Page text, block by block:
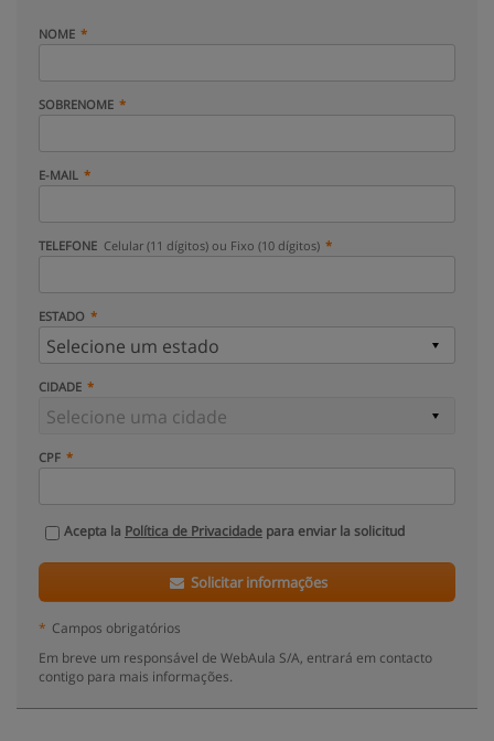
NOME
SOBRENOME
E-MAIL
TELEFONE Celular (11 dígitos) ou Fixo (10 dígitos)
ESTADO
CIDADE
CPF
Acepta la Política de Privacidade para enviar la solicitud
Solicitar informações
* Campos obrigatórios
Em breve um responsável de WebAula S/A, entrará em contacto
contigo para mais informações.